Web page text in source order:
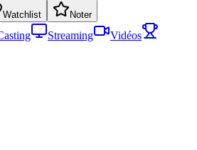
Watchlist Noter
Streaming
Vidéos